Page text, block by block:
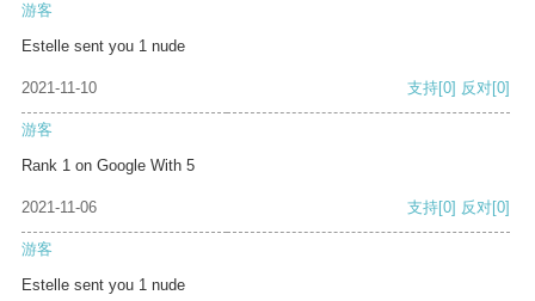
游客
Estelle sent you 1 nude
2021-11-10 支持[0] 反对[0]
游客
Rank 1 on Google With 5
2021-11-06 支持[0] 反对[0]
游客
Estelle sent you 1 nude